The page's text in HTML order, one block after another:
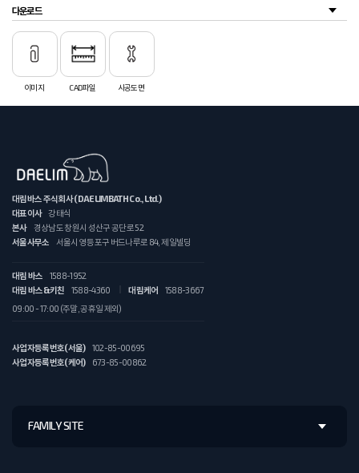
다운로드
이미지 CAD파일 시공도면
대림바스 주식회사 (DAELIMBATH Co., Ltd.)
대표이사
강태식
본사
경상남도 창원시 성산구 공단로 52
서울사무소
서울시 영등포구 버드나루로 84, 제일빌딩
대림 바스
1588-1952
대림 바스&키친
1588-4360 대림케어
1588-3667
09:00 - 17:00 (주말, 공휴일 제외)
사업자등록번호(서울)
102-85-00695
사업자등록번호(케어)
673-85-00862
FAMILY SITE